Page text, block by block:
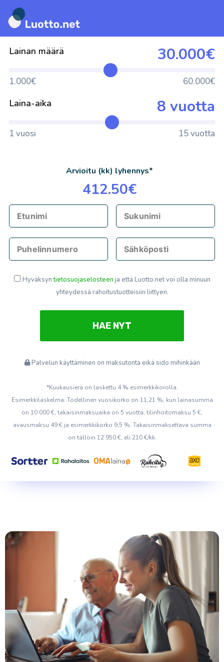
Siirry
suoraan
sisältöön
Lainan määrä 30.000€
1.000€ 60.000€
Laina-aika 8 vuotta
1 vuosi 15 vuotta
Arvioitu (kk) lyhennys*
412.50€
Hyväksyntietosuojaselosteen ja että Luotto.net voi olla minuun
yhteydessä rahoitustuotteisiin liittyen.
Palvelun käyttäminen on maksutonta eikä sido mihinkään
*Kuukausierä on laskettu 4 % esimerkkikorolla.
Esimerkkilaskelma: Todellinen vuosikorko on 11,21 %, kun lainasumma
on 10 000 €, takaisinmaksuaika on 5 vuotta, tilinhoitomaksu 5 €,
avausmaksu 49 € ja esimerkkikorko 9,5 %. Takaisinmaksettava summa
on tällöin 12 950 €, eli 210 €/kk.